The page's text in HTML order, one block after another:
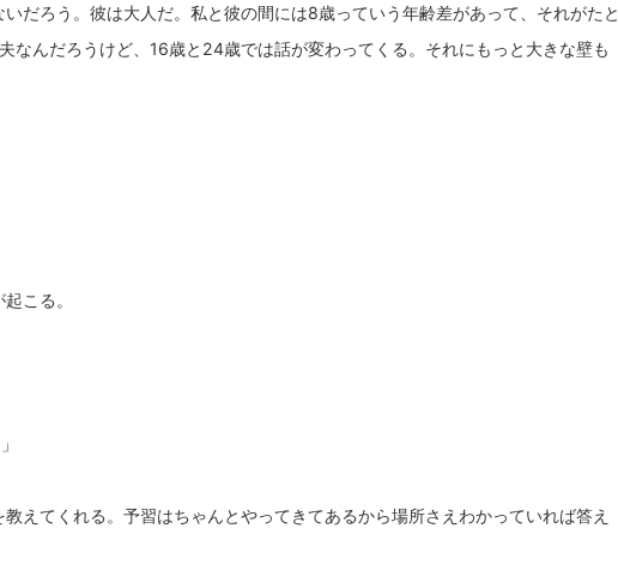
だろう。彼は大人だ。私と彼の間には8歳っていう年齢差があって、それがたと
なんだろうけど、16歳と24歳では話が変わってくる。それにもっと大きな壁も
こる。
えてくれる。予習はちゃんとやってきてあるから場所さえわかっていれば答え